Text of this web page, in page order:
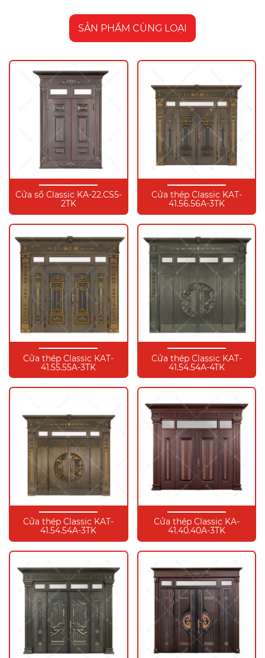
SẢN PHẨM CÙNG LOẠI
Cửa sổ Classic KA-22.CS5-
2TK
Cửa thép Classic KAT-
41.56.56A-3TK
Cửa thép Classic KAT-
41.55.55A-3TK
Cửa thép Classic KAT-
41.54.54A-4TK
Cửa thép Classic KAT-
41.54.54A-3TK
Cửa thép Classic KA-
41.40.40A-3TK